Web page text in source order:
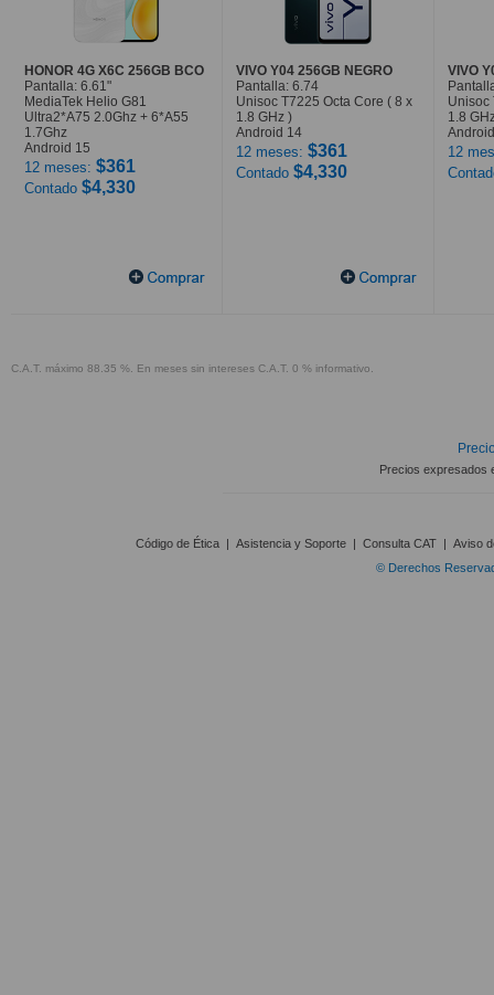
HONOR 4G X6C 256GB BCO
Pantalla: 6.61"
MediaTek Helio G81
Ultra2*A75 2.0Ghz + 6*A55
1.7Ghz
Android 15
12 meses: $361
Contado $4,330
VIVO Y04 256GB NEGRO
Pantalla: 6.74
Unisoc T7225 Octa Core ( 8 x
1.8 GHz )
Android 14
12 meses: $361
Contado $4,330
VIVO
Unisoc
1.8
12
C.A.T. máximo 88.35 %. En meses sin intereses C.A.T. 0 % informativo.
Precios expresados
Código de Ética | Asistencia y Soporte | Consulta CAT | Aviso
© Derechos